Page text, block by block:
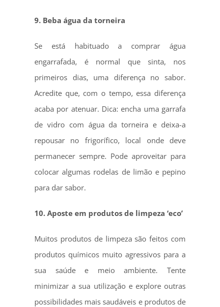
9. Beba água da torneira
Se está habituado a comprar água
engarrafada, é normal que sinta, nos
primeiros dias, uma diferença no sabor.
Acredite que, com o tempo, essa diferença
acaba por atenuar. Dica: encha uma garrafa
de vidro com água da torneira e deixa-a
repousar no frigorífico, local onde deve
permanecer sempre. Pode aproveitar para
colocar algumas rodelas de limão e pepino
para dar sabor.
10. Aposte em produtos de limpeza ‘eco’
Muitos produtos de limpeza são feitos com
produtos químicos muito agressivos para a
sua saúde e meio ambiente. Tente
minimizar a sua utilização e explore outras
possibilidades mais saudáveis ​​e produtos de